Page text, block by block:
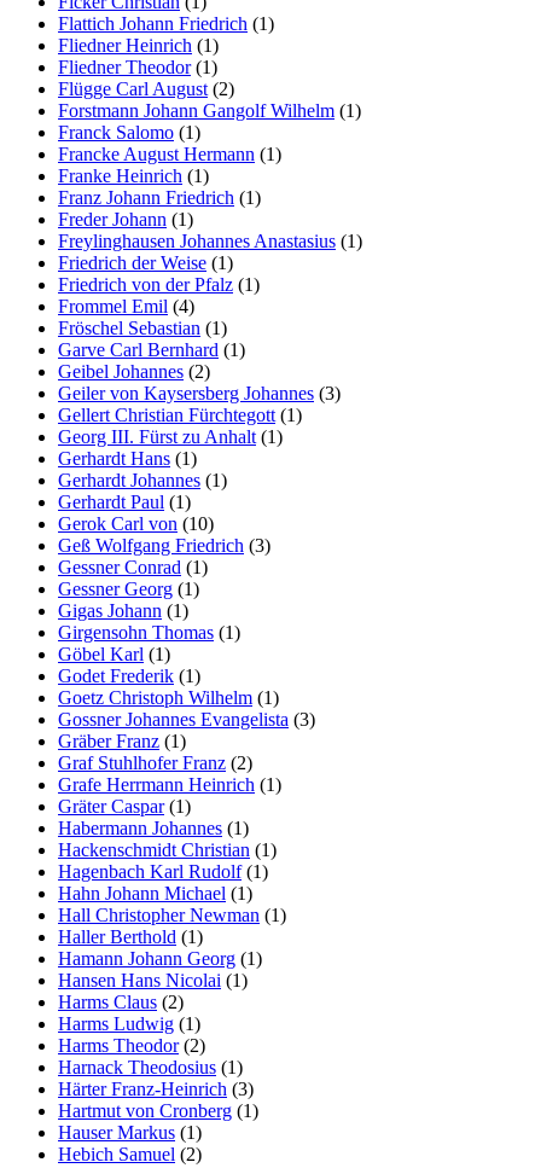
Flattich Johann Friedrich (1)
Fliedner Heinrich (1)
Fliedner Theodor(1)
Flügge Carl August (2)
Forstmann Johann Gangolf Wilhelm (1)
Franck Salomo (1)
Francke August Hermann (1)
Franke Heinrich (1)
Franz Johann Friedrich (1)
Freder Johann (1)
Freylinghausen Johannes Anastasius (1)
Friedrich der Weise (1)
Friedrich von der Pfalz (1)
Frommel Emil (4)
Fröschel Sebastian (1)
Garve Carl Bernhard (1)
Geibel Johannes (2)
Geiler von Kaysersberg Johannes (3)
Gellert Christian Fürchtegott (1)
Georg III. Fürst zu Anhalt (1)
Gerhardt Hans (1)
Gerhardt Johannes (1)
Gerhardt Paul (1)
Gerok Carl von (10)
Geß Wolfgang Friedrich (3)
Gessner Conrad (1)
Gessner Georg (1)
Gigas Johann (1)
Girgensohn Thomas (1)
Göbel Karl (1)
Godet Frederik (1)
Goetz Christoph Wilhelm (1)
Gossner Johannes Evangelista (3)
Gräber Franz (1)
Graf Stuhlhofer Franz (2)
Grafe Herrmann Heinrich (1)
Gräter Caspar(1)
Habermann Johannes (1)
Hackenschmidt Christian (1)
Hagenbach Karl Rudolf(1)
Hahn Johann Michael (1)
Hall Christopher Newman (1)
Haller Berthold (1)
Hamann Johann Georg (1)
Hansen Hans Nicolai (1)
Harms Claus (2)
Harms Ludwig (1)
Harms Theodor(2)
Harnack Theodosius (1)
Härter Franz-Heinrich (3)
Hartmut von Cronberg (1)
Hauser Markus (1)
Hebich Samuel (2)